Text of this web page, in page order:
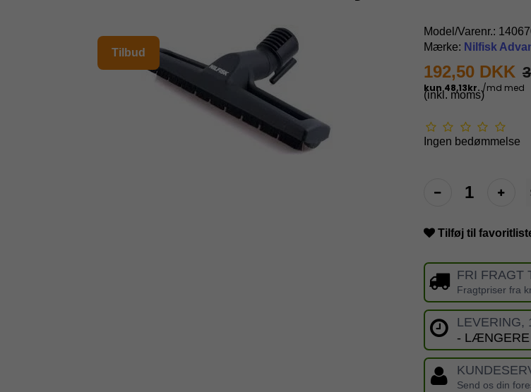
Tilbud
Model/Varenr.:
Mærke: Nilfisk
192,50 DKK
(inkl. moms)
Ingen bedømmelse
Tilføj til
FRI FRAGT
Fragtpriser fra
LEVERING,
- LÆNGERE
Send os din